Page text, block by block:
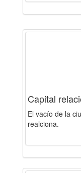
Capital
El vacío de la
realciona.